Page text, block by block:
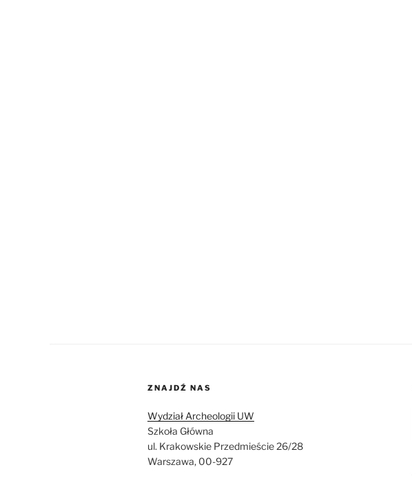
ZNAJDŹ NAS
Wydział Archeologii UW
Szkoła Główna
ul. Krakowskie Przedmieście 26/28
Warszawa, 00-927